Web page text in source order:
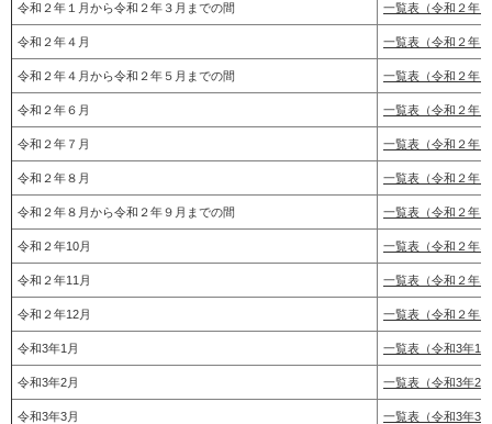
令和２年１月から令和２年３月までの間 一覧表（令和２年
令和２年４月 一覧表（令和２年
令和２年４月から令和２年５月までの間 一覧表（令和２年
令和２年６月 一覧表（令和２年
令和２年７月 一覧表（令和２年
令和２年８月 一覧表（令和２年
令和２年８月から令和２年９月までの間 一覧表（令和２年
令和２年10月 一覧表（令和２年
令和２年11月 一覧表（令和２年
令和２年12月 一覧表（令和２年
令和3年1月 一覧表（令和3年1月
令和3年2月 一覧表（令和3年2月
令和3年3月 一覧表（令和3年3月